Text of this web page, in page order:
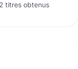
titres obtenus